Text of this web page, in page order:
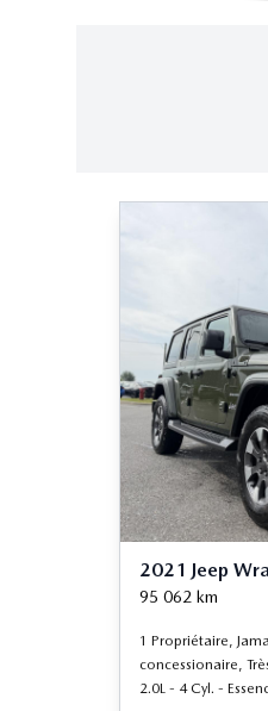
2021 Jeep
95 062 km
1 Propriétaire,
concessionaire,
2.0L - 4 Cyl. -